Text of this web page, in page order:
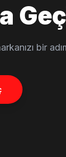
bir